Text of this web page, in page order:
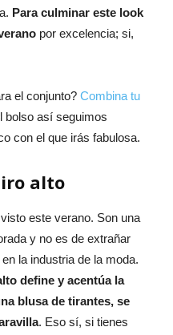
Para culminar este look
por excelencia; si,
el conjunto? Combina tu
bolso así seguimos
con el que irás fabulosa.
alto
este verano. Son una
y no es de extrañar
la industria de la moda.
define y acentúa la
blusa de tirantes, se
. Eso sí, si tienes